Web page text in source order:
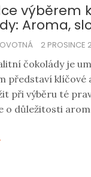
výběrem
Aroma,
2 PROSINCE
čokolády je
představí klíčové
při výběru té
o důležitosti
se do